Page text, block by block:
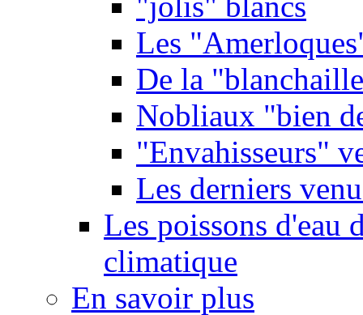
Les
De la
Nobliaux "bien
"Envahisseurs"
Les derniers
Les poissons d'eau
climatique
En savoir plus